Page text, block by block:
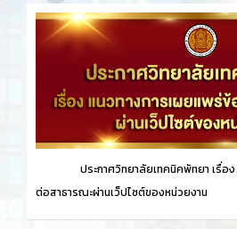
ประกาศวิทยาลัยเทคนิคพัทยา เรื่อง
ต่อสาธารณะผ่านเว็ปไซต์ของหน่วยงาน